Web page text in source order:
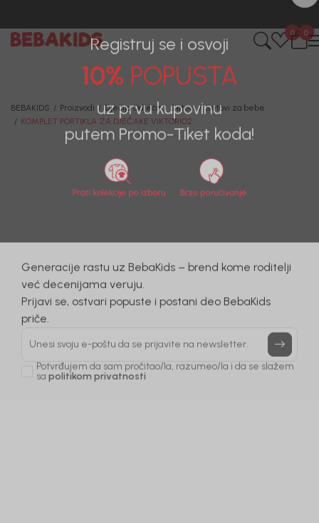
0 0
BEBAKIDS Proizvodi Dječija Odjeća Setovi
Setovi za bebe
KOMPLET PORTIKLA ZA DJEČAKE VIKTORIO2
Registruj se i osvoji
10% POPUSTA
uz prvu kupovinu
putem Promo-Tiket koda!
Generacije rastu uz BebaKids – brend kome roditelji
već decenijama veruju.
Prijavi se, ostvari popuste i postani deo BebaKids
priče.
Unesi svoju e-poštu da se prijavite na newsletter.